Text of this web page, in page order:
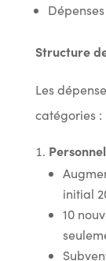
Structure
Les
catégories :
initial
10